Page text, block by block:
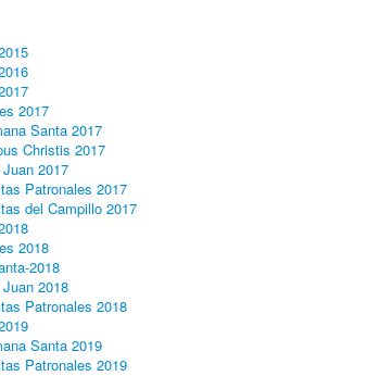
2017
Santa 2017
Christis 2017
2017
Patronales 2017
del Campillo 2017
2018
2018
2018
Patronales 2018
Santa 2019
Patronales 2019